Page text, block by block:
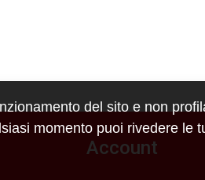
Account
del sito e non
momento puoi rivedere le